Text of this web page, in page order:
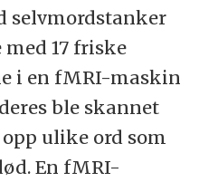
selvmordstanker
17 friske
i en fMRI-maskin
ble skannet
ulike ord som
En fMRI-